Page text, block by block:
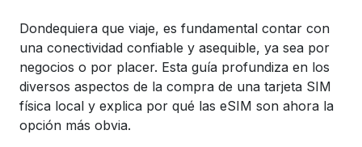
Dondequiera que viaje, es fundamental contar con
una conectividad confiable y asequible, ya sea por
negocios o por placer. Esta guía profundiza en los
diversos aspectos de la compra de una tarjeta SIM
física local y explica por qué las eSIM son ahora la
opción más obvia.